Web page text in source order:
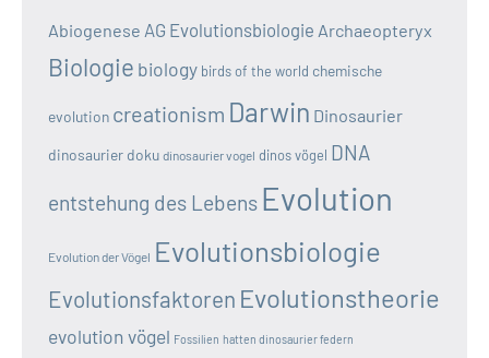
Abiogenese AG Evolutionsbiologie Archaeopteryx
Biologie biology birds of the world chemische
evolution creationism Darwin Dinosaurier
dinosaurier doku dinosaurier vogel dinos vögel DNA
entstehung des Lebens Evolution
Evolution der Vögel Evolutionsbiologie
Evolutionsfaktoren Evolutionstheorie
evolution vögel Fossilien hatten dinosaurier federn